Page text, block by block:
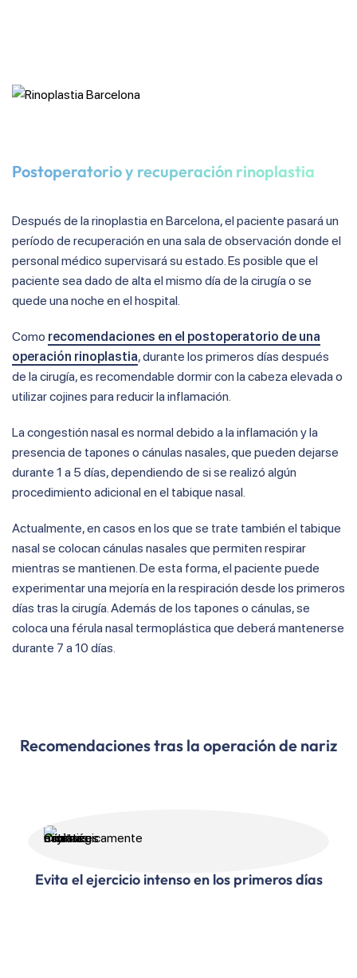
Postoperatorio y recuperación rinoplastia
Después de la rinoplastia en Barcelona, el paciente pasará un
período de recuperación en una sala de observación donde el
personal médico supervisará su estado. Es posible que el
paciente sea dado de alta el mismo día de la cirugía o se
quede una noche en el hospital.
Como recomendaciones en el postoperatorio de una
operación rinoplastia, durante los primeros días después
de la cirugía, es recomendable dormir con la cabeza elevada o
utilizar cojines para reducir la inflamación.
La congestión nasal es normal debido a la inflamación y la
presencia de tapones o cánulas nasales, que pueden dejarse
durante 1 a 5 días, dependiendo de si se realizó algún
procedimiento adicional en el tabique nasal.
Actualmente, en casos en los que se trate también el tabique
nasal se colocan cánulas nasales que permiten respirar
mientras se mantienen. De esta forma, el paciente puede
experimentar una mejoría en la respiración desde los primeros
días tras la cirugía. Además de los tapones o cánulas, se
coloca una férula nasal termoplástica que deberá mantenerse
durante 7 a 10 días.
Recomendaciones tras la operación de nariz
Evita el ejercicio intenso en los primeros días